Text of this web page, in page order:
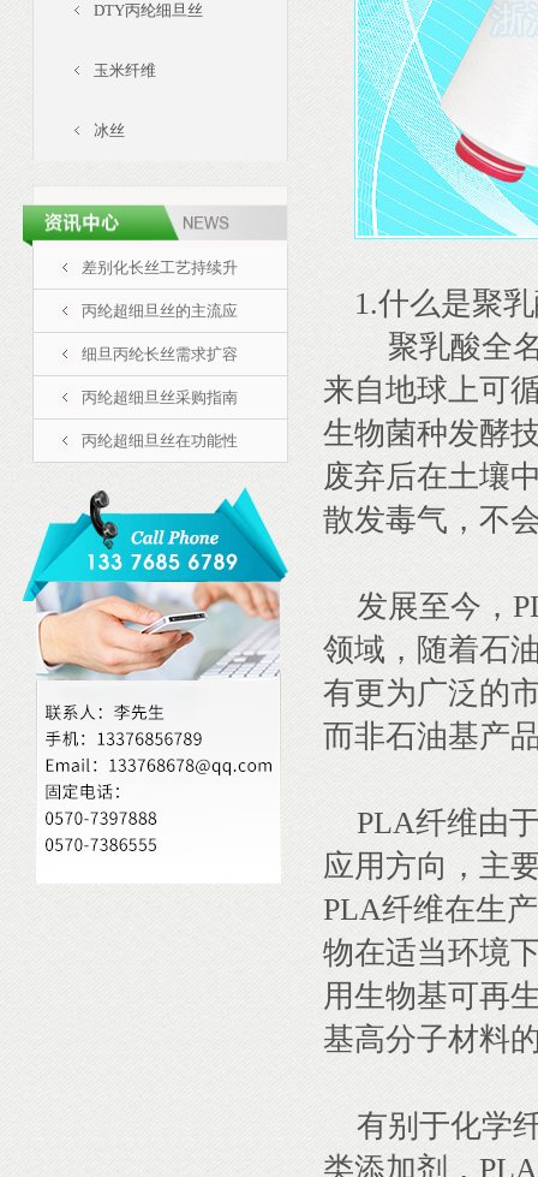
DTY丙纶细旦丝
玉米纤维
冰丝
差别化长丝工艺持续升
丙纶超细旦丝的主流应
细旦丙纶长丝需求扩容
丙纶超细旦丝采购指南
丙纶超细旦丝在功能性
1.什么是聚
聚乳酸全
来自地球上可
生物菌种发酵
废弃后在土壤
散发毒气，不
发展至今，
领域，随着石
有更为广泛的
而非石油基产
PLA纤维由
应用方向，主
PLA纤维在生
物在适当环境
用生物基可再
基高分子材料
有别于化学
类添加剂，